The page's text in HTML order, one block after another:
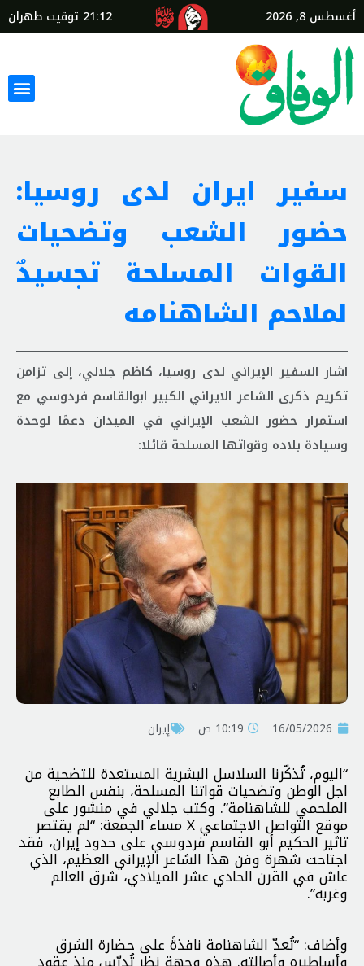
أغسطس 8, 2026 21:12 توقيت طهران
سفير ايران لدى روسيا:
حضور الشعب وتضحيات
القوات المسلحة تجسيدٌ
لملاحم الشاهنامه
اشار السفير الإيراني لدى روسيا، كاظم جلالي، إلى تزامن
تكريم ذكرى الشاعر الايراني الكبير ابوالقاسم فردوسي مع
استمرار حضور الشعب الإيراني في الميدان دعمًا لوحدة
وسيادة بلاده وقواتها المسلحة قائلا:
16/05/2026 10:19 ص إيران
“اليوم، تُذكّرنا السلاسل البشرية المستعدة للتضحية من
اجل الوطن وتضحيات قواتنا المسلحة، بنفس الطابع
الملحمي للشاهنامة”. وكتب جلالي في منشور على
موقع التواصل الاجتماعي X مساء الجمعة: “لم يقتصر
تاثير الحكيم أبو القاسم فردوسي على حدود إيران، فقد
اجتاحت شهرة وفن هذا الشاعر الإيراني العظيم، الذي
عاش في القرن الحادي عشر الميلادي، شرق العالم
وغربه”.
وأضاف: “تُعدّ الشاهنامة نافذةً على حضارة الشرق